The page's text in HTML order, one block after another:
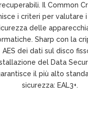
Il Common
i criteri per valutare
delle
Sharp con la
AES dei dati sul disco
del Data
il più alto
sicurezza: EAL3+.